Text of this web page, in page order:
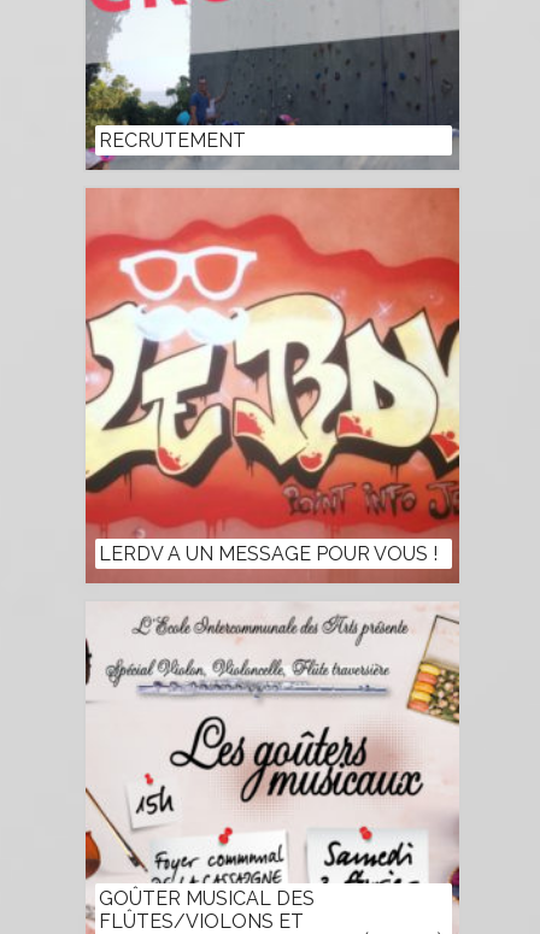
RECRUTEMENT
LERDV A UN MESSAGE POUR VOUS !
GOÛTER MUSICAL DES
FLÛTES/VIOLONS ET